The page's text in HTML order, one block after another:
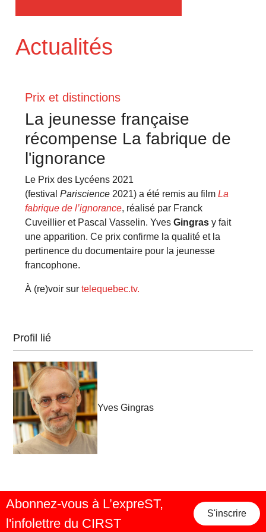
Actualités
Prix et distinctions
La jeunesse française
récompense La fabrique de
l'ignorance
Le Prix des Lycéens 2021
(festivalPariscience 2021) a été remis au filmLa
fabrique de l’ignorance, réalisé par Franck
Cuveillier et Pascal Vasselin. YvesGingrasy fait
une apparition. Ce prix confirme la qualité et la
pertinence du documentaire pour la jeunesse
francophone.
À (re)voir surtelequebec.tv.
Profil lié
Yves Gingras
Abonnez-vous à L’expreST,
l'infolettre du CIRST
S'inscrire